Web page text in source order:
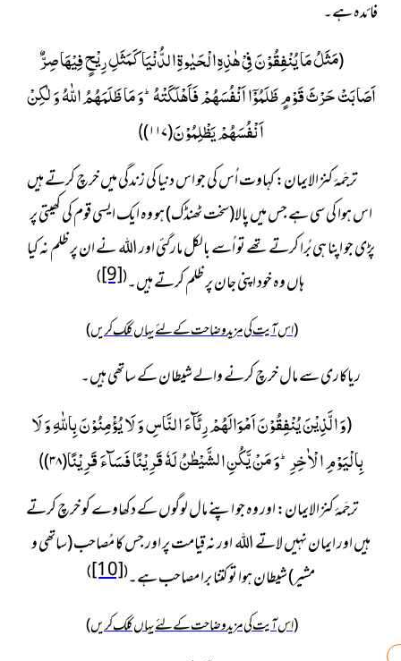
فائدہ ہے۔
(مَثَلُ مَا یُنْفِقُوْنَ فِیْ هٰذِهِ الْحَیٰوةِ الدُّنْیَا كَمَثَلِ رِیْحٍ فِیْهَا صِرٌّ
اَصَابَتْ حَرْثَ قَوْمٍ ظَلَمُوْۤا اَنْفُسَهُمْ فَاَهْلَكَتْهُؕ-وَ مَا ظَلَمَهُمُ اللّٰهُ وَ لٰكِنْ
اَنْفُسَهُمْ یَظْلِمُوْنَ(۱۱۷)
)
ترجَمۂ کنزالایمان:کہاوت اُس کی جو اس دنیا کی زندگی میں خرچ کرتے ہیں
اس ہوا کی سی ہے جس میں پالا(سخت ٹھنڈک) ہو وہ ایک ایسی قوم کی کھیتی پر
پڑی جو اپنا ہی بُرا کرتے تھے تو اُسے بالکل مارگئی اور اللہ نے ان پر ظلم نہ کیا
ہاں وہ خود اپنی جان پر ظلم کرتے ہیں۔(
[9]
)
(اس آیت کی مزید وضاحت کے لئے یہاں کلک کریں)
ریاکاری سے مال خرچ کرنے والےشیطان کے ساتھی ہیں۔
(وَ الَّذِیْنَ یُنْفِقُوْنَ اَمْوَالَهُمْ رِئَآءَ النَّاسِ وَ لَا یُؤْمِنُوْنَ بِاللّٰهِ وَ لَا
بِالْیَوْمِ الْاٰخِرِؕ-وَ مَنْ یَّكُنِ الشَّیْطٰنُ لَهٗ قَرِیْنًا فَسَآءَ قَرِیْنًا(۳۸)
)
ترجَمۂ کنزالایمان:اور وہ جو اپنے مال لوگوں کے دکھاوے کو خرچ کرتے
ہیں اور ایمان نہیں لاتے اللہ اور نہ قیامت پر اور جس کا مُصاحب (ساتھی و
مشیر) شیطان ہوا تو کتنا برا مصاحب ہے۔(
[10]
)
(اس آیت کی مزید وضاحت کے لئے یہاں کلک کریں)